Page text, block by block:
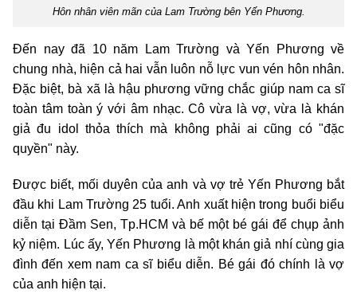
Hôn nhân viên mãn của Lam Trường bên Yến Phương.
Đến nay đã 10 năm Lam Trường và Yến Phương về
chung nhà, hiện cả hai vẫn luôn nỗ lực vun vén hôn nhân.
Đặc biệt, bà xã là hậu phương vững chắc giúp nam ca sĩ
toàn tâm toàn ý với âm nhạc. Cô vừa là vợ, vừa là khán
giả đu idol thỏa thích mà không phải ai cũng có "đặc
quyền" này.
Được biết, mối duyên của anh và vợ trẻ Yến Phương bắt
đầu khi Lam Trường 25 tuổi. Anh xuất hiện trong buổi biểu
diễn tại Đầm Sen, Tp.HCM và bế một bé gái để chụp ảnh
kỷ niệm. Lúc ấy, Yến Phương là một khán giả nhí cùng gia
đình đến xem nam ca sĩ biểu diễn. Bé gái đó chính là vợ
của anh hiện tại.